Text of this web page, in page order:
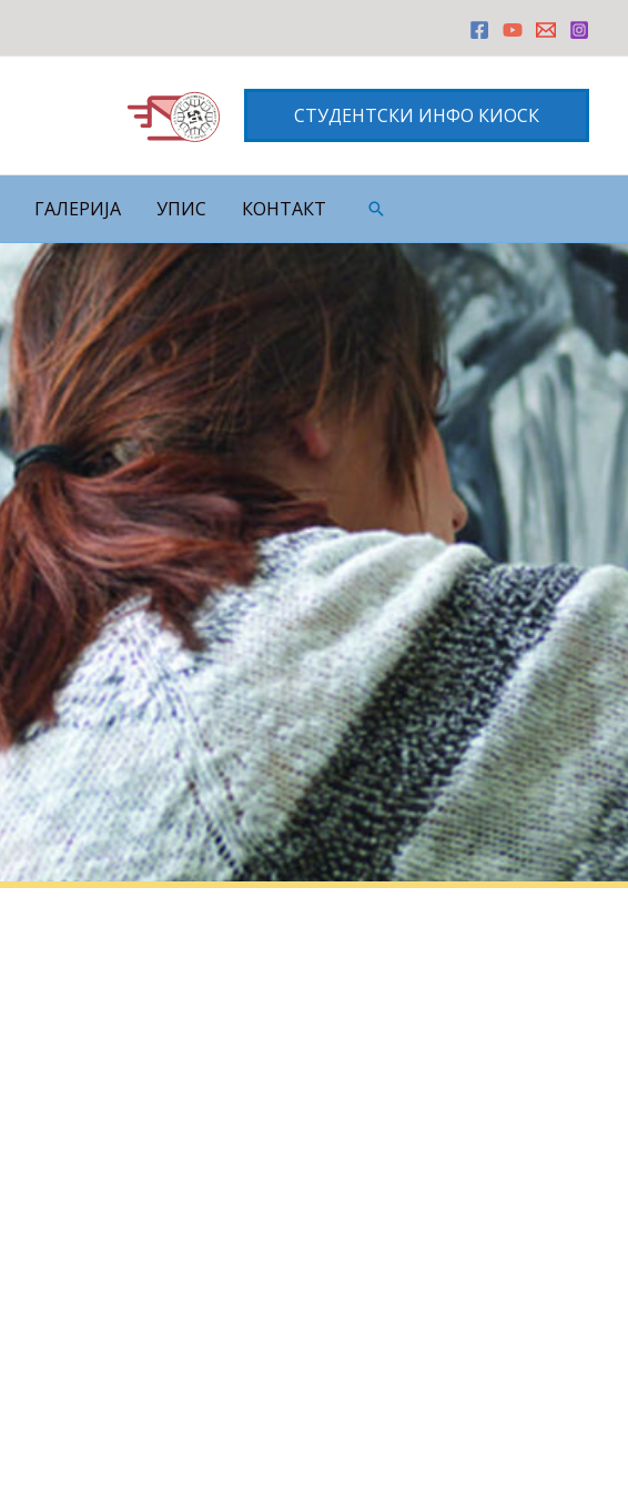
СТУДЕНТСКИ ИНФО КИОСК
ГАЛЕРИЈА УПИС КОНТАКТ Претрага